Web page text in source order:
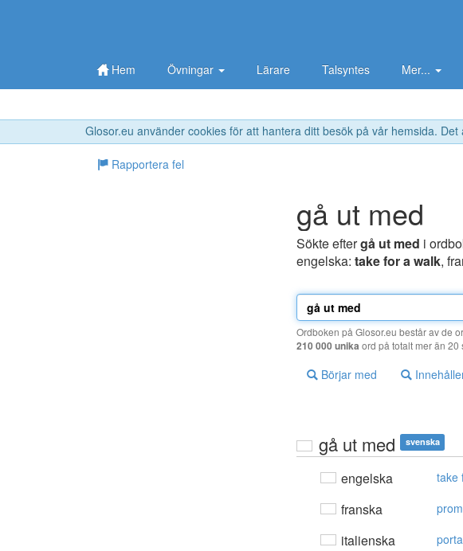
Glosor.eu använder cookies för att hantera ditt besök på vår hemsida.
Hem Övningar Lärare Talsyntes Mer...
Rapportera fel
gå ut med
Sökte eftergå ut med i
engelska: take for a walk,
Ordboken på Glosor.eu består av de
210 000 unika ord på totalt mer än 20
Börjar med
gå ut med svenska
engelska take
franska
italienska